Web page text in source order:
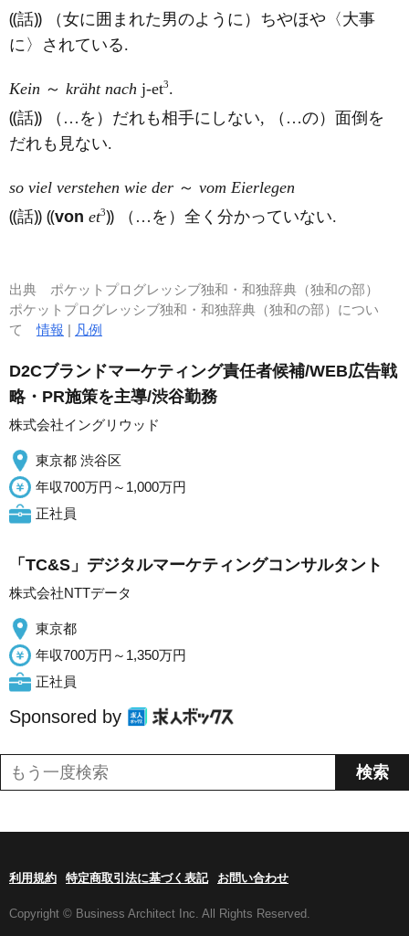
⸨話⸩ （女に囲まれた男のように）ちやほや〈大事
に〉されている.
Kein ～ kräht nach j-et3.
⸨話⸩ （…を）だれも相手にしない, （…の）面倒を
だれも見ない.
so viel verstehen wie der ～ vom Eierlegen
⸨話⸩ ⸨von et3⸩ （…を）全く分かっていない.
出典 ポケットプログレッシブ独和・和独辞典（独和の部）
ポケットプログレッシブ独和・和独辞典（独和の部）につい
て情報 | 凡例
D2Cブランドマーケティング責任者候補/WEB広告戦
略・PR施策を主導/渋谷勤務
株式会社イングリウッド
東京都 渋谷区
年収700万円～1,000万円
正社員
「TC&S」デジタルマーケティングコンサルタント
株式会社NTTデータ
東京都
年収700万円～1,350万円
正社員
Sponsored by
利用規約 特定商取引法に基づく表記 お問い合わせ
Copyright © Business Architect Inc. All Rights Reserved.